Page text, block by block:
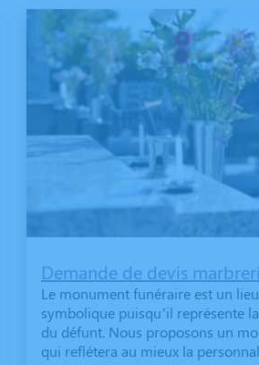
Demande de devis
Le monument funéraire est un
symbolique puisqu’il représente
du défunt. Nous proposons un
qui reflétera au mieux la